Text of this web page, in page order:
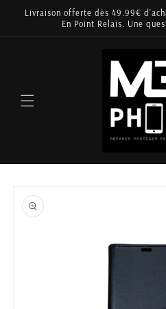
passer
Livraison offerte dès 49.99€
En Point Relais. Une
informations
produits